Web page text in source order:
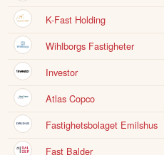
K-Fast Holding
Wihlborgs Fastigheter
Investor
Atlas Copco
Fastighetsbolaget Emilshus
Fast Balder